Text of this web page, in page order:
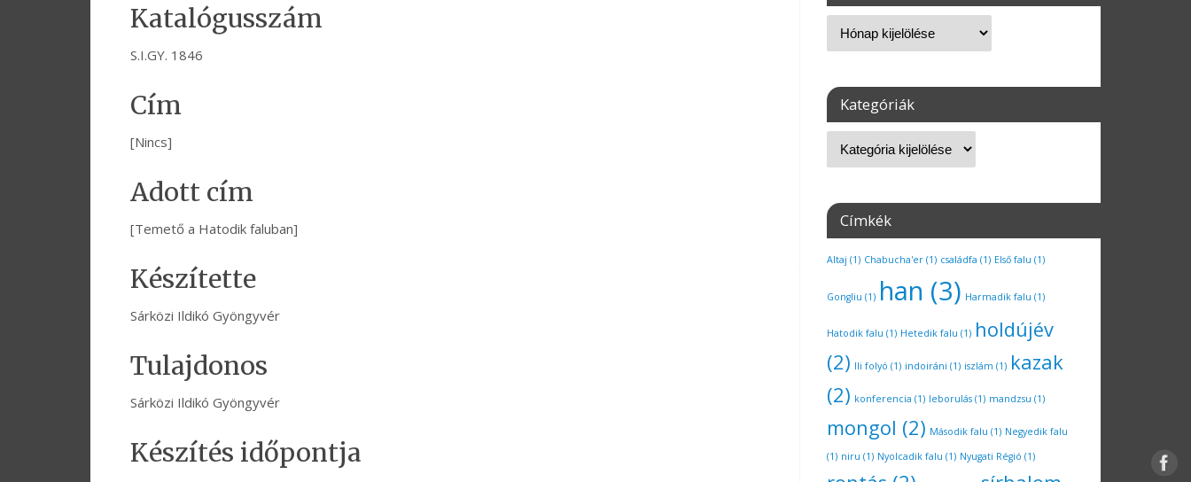
Katalógusszám
S.I.GY. 1846
Cím
[Nincs]
Adott cím
[Temető a Hatodik faluban]
Készítette
Sárközi Ildikó Gyöngyvér
Tulajdonos
Sárközi Ildikó Gyöngyvér
Készítés időpontja
Kategóriák
Címkék
Altaj (1) Chabucha'er (1) családfa (1) Első falu (1)
Gongliu (1) han (3) Harmadik falu (1)
Hatodik falu (1) Hetedik falu (1) holdújév
(2) Ili folyó (1) indoiráni (1) iszlám (1) kazak
(2) konferencia (1) leborulás (1) mandzsu (1)
mongol (2) Második falu (1) Negyedik falu
(1) niru (1) Nyolcadik falu (1) Nyugati Régió (1)